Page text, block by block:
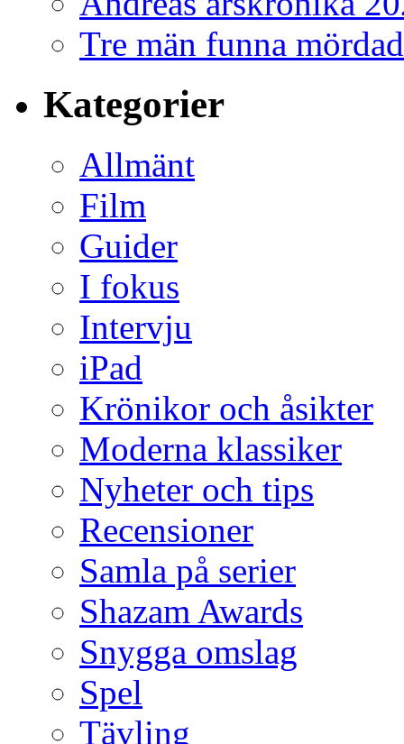
Tre män funna
Kategorier
Allmänt
Film
Guider
I fokus
Intervju
iPad
Krönikor och åsikter
Moderna klassiker
Nyheter och tips
Recensioner
Samla på serier
Shazam Awards
Snygga omslag
Spel
Tävling